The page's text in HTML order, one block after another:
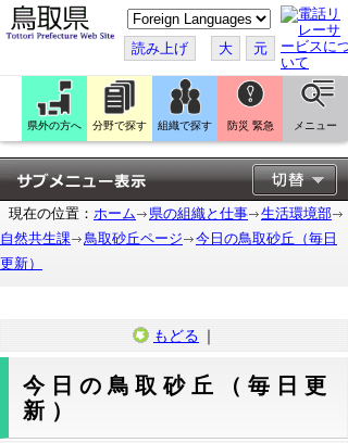
こ
の
ペ
ー
ジ
翻
訳
す
る
読み上げ 大 元
県外の方へ 分野で探す 組織で探す 防災 緊急 メニュー
現在の位置： ホーム 県の組織と仕事
生活環境部
自然共生課
鳥取砂丘ページ
今日の鳥取砂丘（毎日
更新）
もどる ｜
今日の鳥取砂丘（毎日更
新）